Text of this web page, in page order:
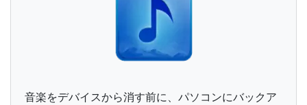
音楽をデバイスから消す前に、パソコンにバックア